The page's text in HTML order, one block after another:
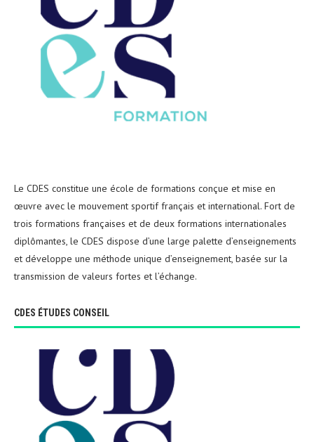
Le CDES constitue une école de formations conçue et mise en
œuvre avec le mouvement sportif français et international. Fort de
trois formations françaises et de deux formations internationales
diplômantes, le CDES dispose d’une large palette d’enseignements
et développe une méthode unique d’enseignement, basée sur la
transmission de valeurs fortes et l’échange.
CDES ÉTUDES CONSEIL